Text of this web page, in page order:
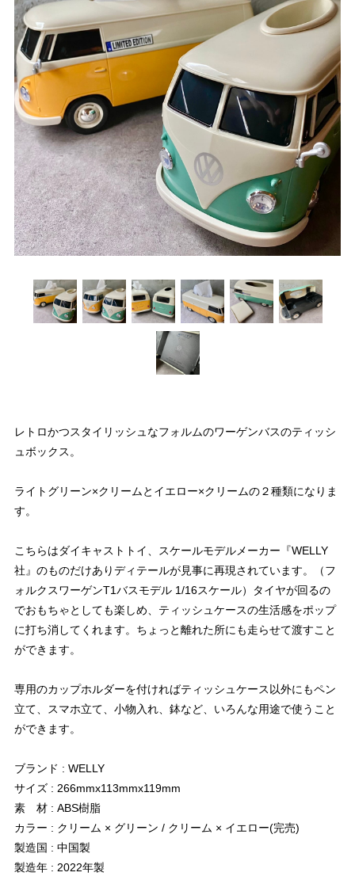
レトロかつスタイリッシュなフォルムのワーゲンバスのティッシ
ュボックス。
ライトグリーン×クリームとイエロー×クリームの２種類になりま
す。
こちらはダイキャストトイ、スケールモデルメーカー『WELLY
社』のものだけありディテールが見事に再現されています。（フ
ォルクスワーゲンT1バスモデル 1/16スケール）タイヤが回るの
でおもちゃとしても楽しめ、ティッシュケースの生活感をポップ
に打ち消してくれます。ちょっと離れた所にも走らせて渡すこと
ができます。
専用のカップホルダーを付ければティッシュケース以外にもペン
立て、スマホ立て、小物入れ、鉢など、いろんな用途で使うこと
ができます。
ブランド : WELLY
サイズ : 266mmx113mmx119mm
素 材 : ABS樹脂
カラー : クリーム × グリーン / クリーム × イエロー(完売)
製造国 : 中国製
製造年 : 2022年製